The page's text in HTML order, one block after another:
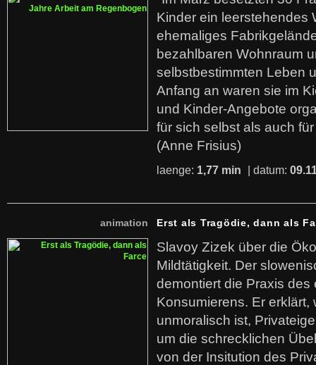
Kinder ein leerstehendes
ehemaliges
bezahlbaren Wohnraum
selbstbestimmten Leben
Anfang an waren sie im
und Kinder-Angebote
für sich selbst als auch
(Anne Frisius)
laenge: 1,77 min | datum:
animation Erst als Tragödie, dann als
Slavoy Zizek über die
Mildtätigkeit. Der
demontiert die Praxis des
Konsumierens. Er erklärt,
unmoralisch ist,
um die schrecklichen
von der Insitution des